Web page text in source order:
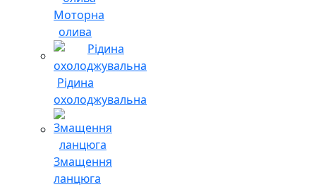
Моторна
олива
Рідина
охолоджувальна
Змащення
ланцюга